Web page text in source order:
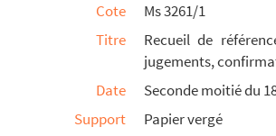
le 21 et 22 juillet 1769
concernant la gestion d'immeubles sis à Paris
Cote
Ms 3261/1
Titre
Recueil de
jugements,
Date
Seconde moitié du
Support
Papier vergé